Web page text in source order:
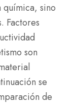
sino
Factores
son
se
de